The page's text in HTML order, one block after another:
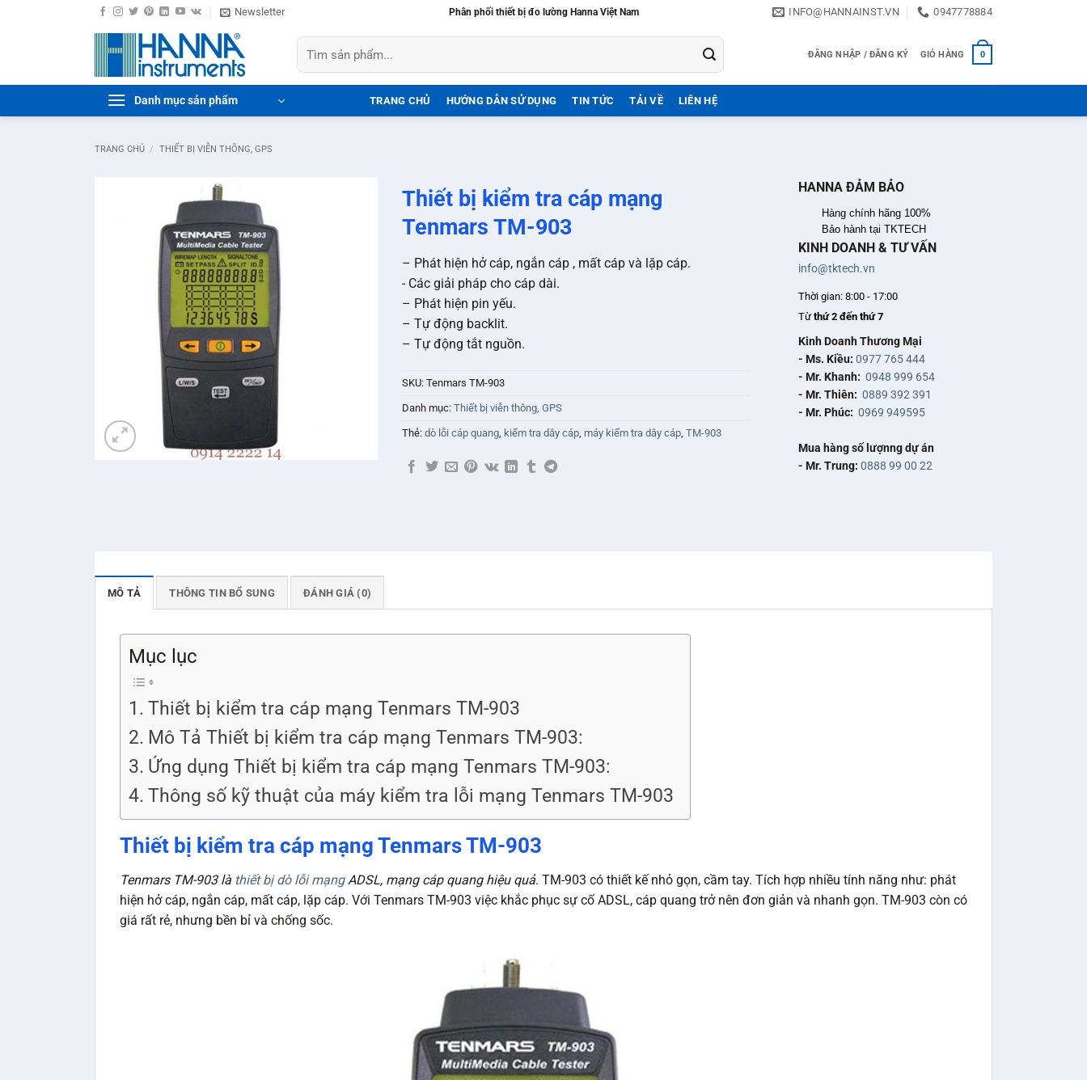
Newsletter Phân phối thiết bị đo lường Hanna Việt Nam INFO@HANNAINST.VN 0947778884
Tìm
kiếm:
ĐĂNG NHẬP / ĐĂNG KÝ GIỎ HÀNG 0
Danh mục sản phẩm TRANG CHỦ HƯỚNG DẪN SỬ DỤNG TIN TỨC TẢI VỀ LIÊN HỆ
TRANG CHỦ / THIẾT BỊ VIỄN THÔNG, GPS
Thiết bị kiểm tra cáp mạng
Tenmars TM-903
– Phát hiện hở cáp, ngắn cáp , mất cáp và lặp cáp.
​​- Các giải pháp cho cáp dài.
– Phát hiện pin yếu.
– Tự động backlit.
– Tự động tắt nguồn.
SKU: Tenmars TM-903
Danh mục: Thiết bị viễn thông, GPS
Thẻ: dò lỗi cáp quang, kiểm tra dây cáp, máy kiểm tra dây cáp, TM-903
HANNA ĐẢM BẢO
Hàng chính hãng 100%
Bảo hành tại TKTECH
KINH DOANH & TƯ VẤN
info@tktech.vn
Thời gian: 8:00 - 17:00
Từthứ 2 đến thứ 7
Kinh Doanh Thương Mại
- Ms. Kiều: 0977 765 444
- Mr. Khanh: 0948 999 654
- Mr. Thiên: 0889 392 391
- Mr. Phúc: 0969 949595
Mua hàng số lượnng dự án
- Mr. Trung: 0888 99 00 22
MÔ TẢ THÔNG TIN BỔ SUNG ĐÁNH GIÁ (0)
Mục lục
Thiết bị kiểm tra cáp mạng Tenmars TM-903
Mô Tả Thiết bị kiểm tra cáp mạng Tenmars TM-903:
Ứng dụng Thiết bị kiểm tra cáp mạng Tenmars TM-903:
Thông số kỹ thuật của máy kiểm tra lỗi mạng Tenmars TM-903
Thiết bị kiểm tra cáp mạng Tenmars TM-903
Tenmars TM-903 là thiết bị dò lỗi mạngADSL, mạng cáp quang hiệu quả. TM-903 có thiết kế nhỏ gọn, cầm tay. Tích hợp nhiều tính năng như: phát
hiện hở cáp, ngắn cáp, mất cáp, lặp cáp. Với Tenmars TM-903 việc khắc phục sự cố ADSL, cáp quang trở nên đơn giản và nhanh gọn. TM-903 còn có
giá rất rẻ, nhưng bền bỉ và chống sốc.